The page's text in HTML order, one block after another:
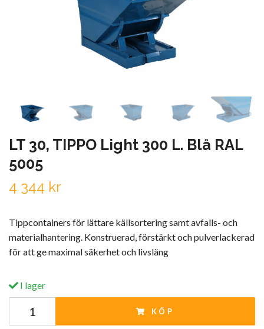
LT 30, TIPPO Light 300 L. Blå RAL
5005
4 344 kr
Tippcontainers för lättare källsortering samt avfalls- och
materialhantering. Konstruerad, förstärkt och pulverlackerad
för att ge maximal säkerhet och livsläng
I lager
KÖP